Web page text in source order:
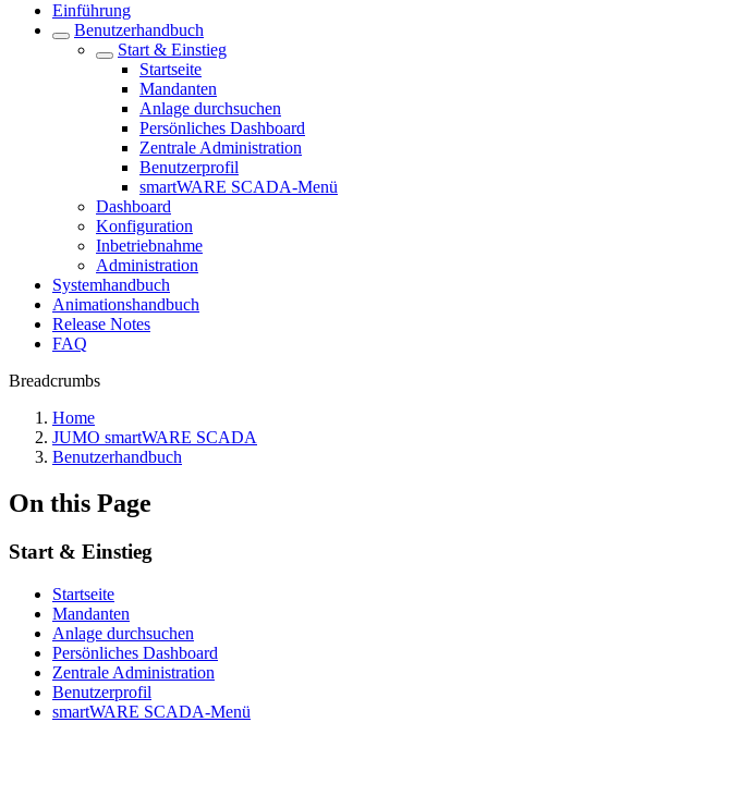
Einführung
Benutzerhandbuch
Start & Einstieg
Startseite
Mandanten
Anlage durchsuchen
Persönliches Dashboard
Zentrale Administration
Benutzerprofil
smartWARE SCADA-Menü
Dashboard
Konfiguration
Inbetriebnahme
Administration
Systemhandbuch
Animationshandbuch
Release Notes
FAQ
Breadcrumbs
Home
JUMO smartWARE SCADA
Benutzerhandbuch
On this Page
Start & Einstieg
Startseite
Mandanten
Anlage durchsuchen
Persönliches Dashboard
Zentrale Administration
Benutzerprofil
smartWARE SCADA-Menü